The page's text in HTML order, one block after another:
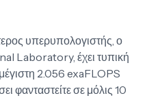
υπερυπολογιστής, ο
Laboratory, έχει τυπική
2.056 exaFLOPS
φανταστείτε σε μόλις 10